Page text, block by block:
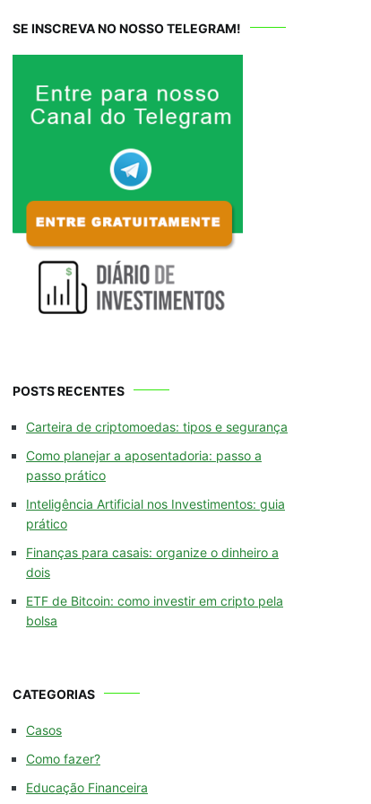
SE INSCREVA NO NOSSO TELEGRAM!
POSTS RECENTES
Carteira de criptomoedas: tipos e segurança
Como planejar a aposentadoria: passo a
passo prático
Inteligência Artificial nos Investimentos: guia
prático
Finanças para casais: organize o dinheiro a
dois
ETF de Bitcoin: como investir em cripto pela
bolsa
CATEGORIAS
Casos
Como fazer?
Educação Financeira